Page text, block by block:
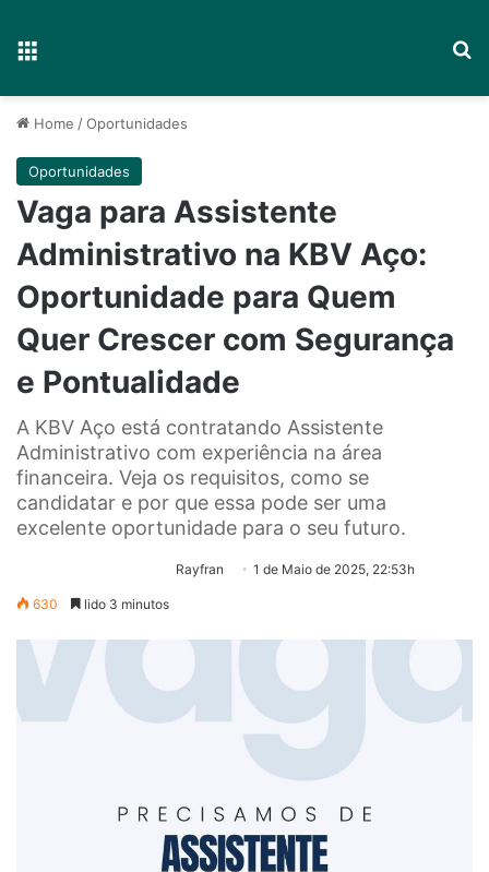
Home /Oportunidades
Oportunidades
Vaga para Assistente
Administrativo na KBV Aço:
Oportunidade para Quem
Quer Crescer com Segurança
e Pontualidade
A KBV Aço está contratando Assistente
Administrativo com experiência na área
financeira. Veja os requisitos, como se
candidatar e por que essa pode ser uma
excelente oportunidade para o seu futuro.
Rayfran 1 de Maio de 2025, 22:53h
630 lido 3 minutos